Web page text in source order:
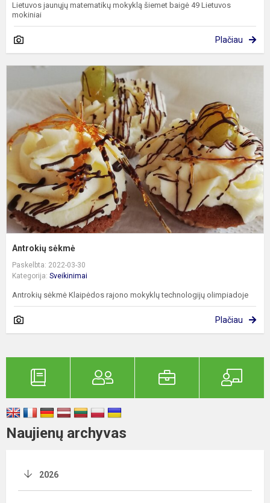
Lietuvos jaunųjų matematikų mokyklą šiemet baigė 49 Lietuvos
mokiniai
Plačiau
Antrokių sėkmė
Paskelbta: 2022-03-30
Kategorija: Sveikinimai
Antrokių sėkmė Klaipėdos rajono mokyklų technologijų olimpiadoje
Plačiau
Naujienų archyvas
2026